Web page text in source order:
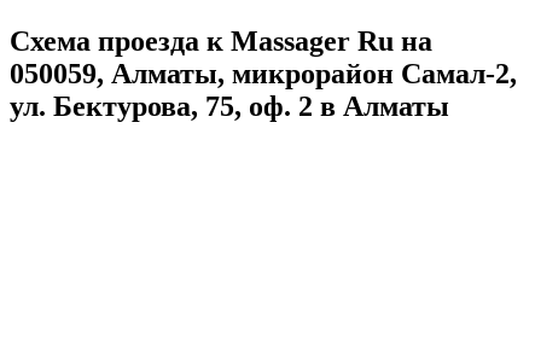
Схема проезда к Massager Ru на
050059, Алматы, микрорайон Самал-2,
ул. Бектурова, 75, оф. 2 в Алматы